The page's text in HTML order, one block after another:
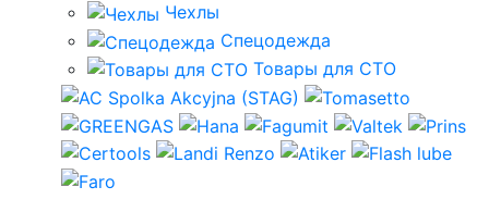
Чехлы
Спецодежда
Товары для СТО